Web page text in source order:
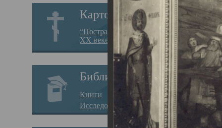
Картотека
“Пострадавшие за веру в
XX веке на Севере”
Библиотека
Книги
Исследования